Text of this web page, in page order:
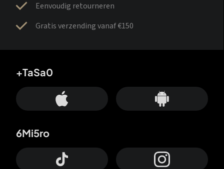
Eenvoudig retourneren
Gratis verzending vanaf €150
+TaSa0
6Mi5ro